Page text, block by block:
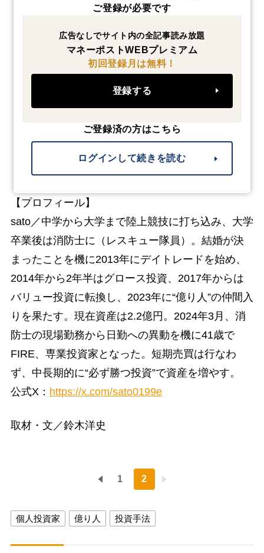
ご登録が必要です
広告なしでサイト内の全記事読み放題
マネーポストWEBプレミアム
初回登録月は無料！
登録する
ご登録済の方はこちら
ログインして続きを読む
【プロフィール】
sato／中学から大学まで陸上競技に打ち込み、大学
卒業後は消防士に（レスキュー隊員）。結婚が決
まったことを機に2013年にデイトレードを始め、
2014年から2年半はグロース投資、2017年からは
バリュー投資に転換し、2023年に“億り人”の仲間入
りを果たす。現在資産は2.2億円。2024年3月、消
防士の現場勤務から日勤への異動を機に41歳で
FIRE、専業投資家となった。短期売買は行なわ
ず、中長期的に“必ず勝つ投資”で資産を増やす。
公式X： https://x.com/sato0199e
取材・文／鈴木洋史
1 2
個人投資家 億り人 投資手法